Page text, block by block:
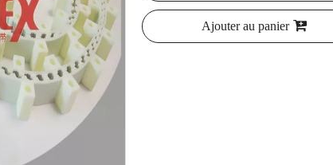
Ajouter au panier